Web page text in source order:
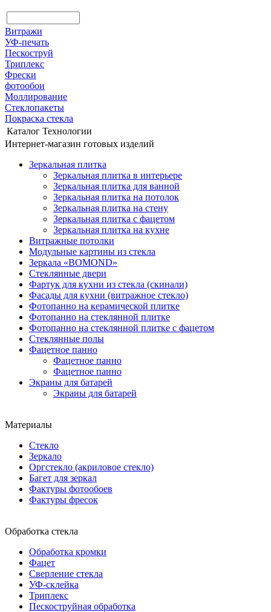
Витражи
УФ-печать
Пескоструй
Триплекс
Фрески
фотообои
Моллирование
Стеклопакеты
Покраска стекла
Каталог Технологии
Интернет-магазин готовых изделий
Зеркальная плитка
Зеркальная плитка в интерьере
Зеркальная плитка для ванной
Зеркальная плитка на потолок
Зеркальная плитка на стену
Зеркальная плитка с фацетом
Зеркальная плитка на кухне
Витражные потолки
Модульные картины из стекла
Зеркала «BOMOND»
Стеклянные двери
Фартук для кухни из стекла (скинали)
Фасады для кухни (витражное стекло)
Фотопанно на керамической плитке
Фотопанно на стеклянной плитке
Фотопанно на стеклянной плитке с фацетом
Стеклянные полы
Фацетное панно
Фацетное панно
Фацетное панно
Экраны для батарей
Экраны для батарей
Материалы
Стекло
Зеркало
Оргстекло (акриловое стекло)
Багет для зеркал
Фактуры фотообоев
Фактуры фресок
Обработка стекла
Обработка кромки
Фацет
Сверление стекла
УФ-склейка
Триплекс
Пескоструйная обработка